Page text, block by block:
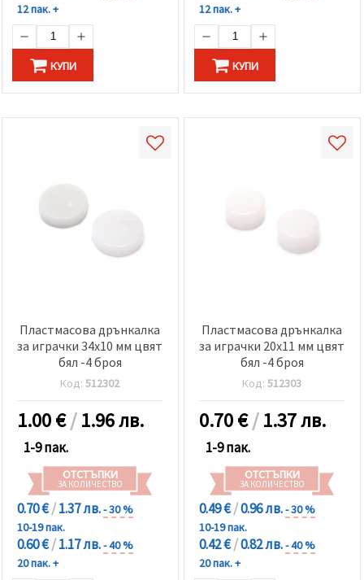
12 пак. +
КУПИ
12 пак. +
КУПИ
Пластмасова дрънкалка
за играчки 34x10 мм цвят
бял -4 броя
Код:512302
1.00€/1.96 лв.
1-9 пак.
ОТСТЪПКИ
ЗА КОЛИЧЕСТВО
0.70 €/1.37 лв.- 30 %
10-19 пак.
0.60 €/1.17 лв.- 40 %
20 пак. +
Пластмасова дрънкалка
за играчки 20x11 мм цвят
бял -4 броя
Код:512303
0.70€/1.37 лв.
1-9 пак.
ОТСТЪПКИ
ЗА КОЛИЧЕСТВО
0.49 €/0.96 лв.- 30 %
10-19 пак.
0.42 €/0.82 лв.- 40 %
20 пак. +